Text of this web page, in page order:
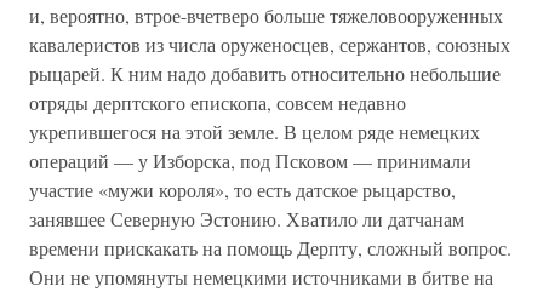
и, вероятно, втрое-вчетверо больше тяжеловооруженных
кавалеристов из числа оруженосцев, сержантов, союзных
рыцарей. К ним надо добавить относительно небольшие
отряды дерптского епископа, совсем недавно
укрепившегося на этой земле. В целом ряде немецких
операций — у Изборска, под Псковом — принимали
участие «мужи короля», то есть датское рыцарство,
занявшее Северную Эстонию. Хватило ли датчанам
времени прискакать на помощь Дерпту, сложный вопрос.
Они не упомянуты немецкими источниками в битве на